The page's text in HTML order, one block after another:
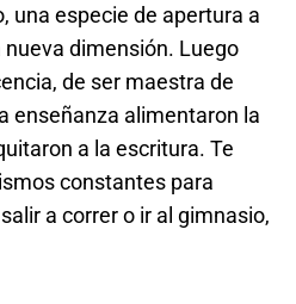
una especie de apertura a
dimensión. Luego
de ser maestra de
enseñanza alimentaron la
a la escritura. Te
constantes para
a correr o ir al gimnasio,